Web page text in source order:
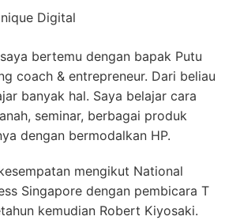
Digital
bertemu dengan bapak Putu
coach & entrepreneur. Dari beliau
banyak hal. Saya belajar cara
seminar, berbagai produk
dengan bermodalkan HP.
mengikut National
Singapore dengan pembicara T
kemudian Robert Kiyosaki.